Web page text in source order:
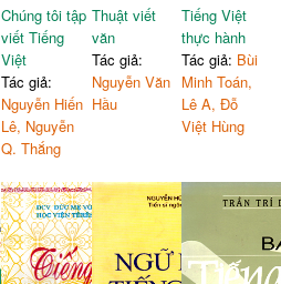
Chúng tôi tập
viết Tiếng
Việt
Tác giả:
Nguyễn Hiến
Lê, Nguyễn
Q. Thắng
Thuật viết
văn
Tác giả:
Nguyễn Văn
Hầu
Tiếng Việt
thực hành
Tác giả: Bùi
Minh Toán,
Lê A, Đỗ
Việt Hùng